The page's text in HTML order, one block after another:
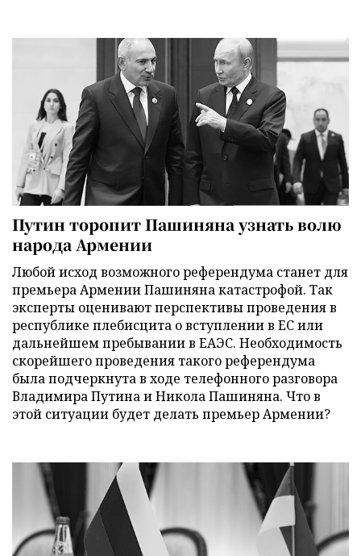
Путин торопит Пашиняна узнать волю
народа Армении
Любой исход возможного референдума станет для
премьера Армении Пашиняна катастрофой. Так
эксперты оценивают перспективы проведения в
республике плебисцита о вступлении в ЕС или
дальнейшем пребывании в ЕАЭС. Необходимость
скорейшего проведения такого референдума
была подчеркнута в ходе телефонного разговора
Владимира Путина и Никола Пашиняна. Что в
этой ситуации будет делать премьер Армении?